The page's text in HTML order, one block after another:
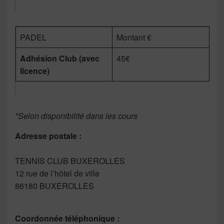
PADEL
Montant €
Adhésion Club (avec
licence)
45€
*Selon disponibilité dans les cours
Adresse postale :
TENNIS CLUB BUXEROLLES
12 rue de l’hôtel de ville
86180 BUXEROLLES
Coordonnée téléphonique :